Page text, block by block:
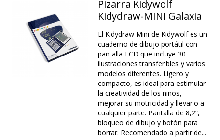
Pizarra Kidywolf
Kidydraw-MINI Galaxia
El Kidydraw Mini de Kidywolf es un
cuaderno de dibujo portátil con
pantalla LCD que incluye 30
ilustraciones transferibles y varios
modelos diferentes. Ligero y
compacto, es ideal para estimular
la creatividad de los niños,
mejorar su motricidad y llevarlo a
cualquier parte. Pantalla de 8,2”,
bloqueo de dibujo y botón para
borrar. Recomendado a partir de...